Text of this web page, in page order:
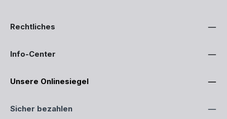
Rechtliches
Info-Center
Unsere Onlinesiegel
Sicher bezahlen